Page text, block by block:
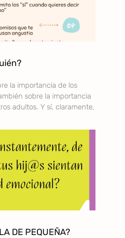
la importancia de los
sobre la importancia
adultos. Y sí, claramente,
DE PEQUEÑA?